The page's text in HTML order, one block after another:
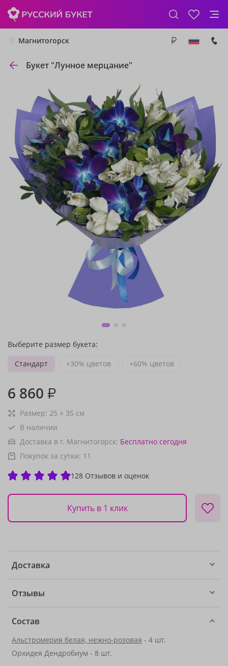
Магнитогорск
Букет "Лунное мерцание"
Выберите размер букета:
Стандарт
+30% цветов +60% цветов
6 860 ₽
Размер: 25 × 35 см
В наличии
Доставка в г. Магнитогорск: Бесплатно сегодня
Покупок за сутки: 11
128 Отзывов и оценок
Купить в 1 клик
Доставка
Отзывы
Состав
Альстромерия белая, нежно-розовая - 4 шт.
Орхидея Дендробиум - 8 шт.